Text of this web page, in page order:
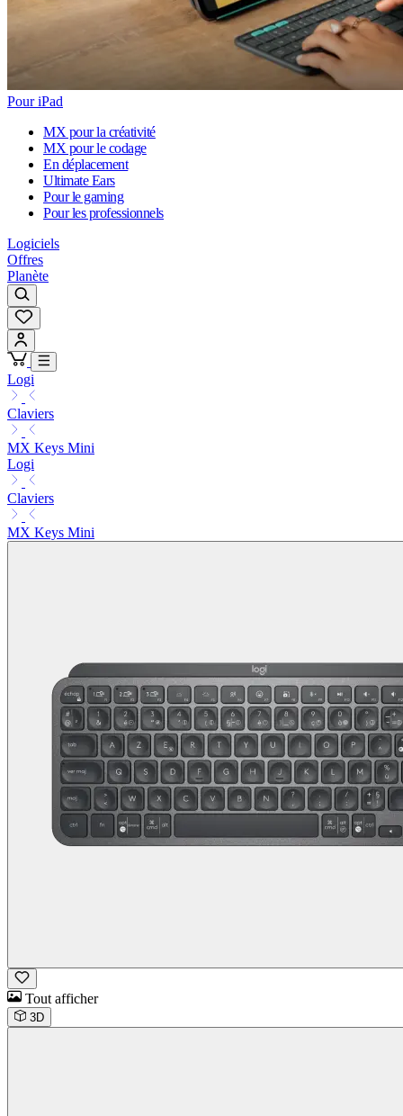
Pour iPad
MX pour la créativité
MX pour le codage
En déplacement
Ultimate Ears
Pour le gaming
Pour les professionnels
Logiciels
Offres
Planète
Logi
Claviers
MX Keys Mini
Logi
Claviers
MX Keys Mini
Tout afficher
3D